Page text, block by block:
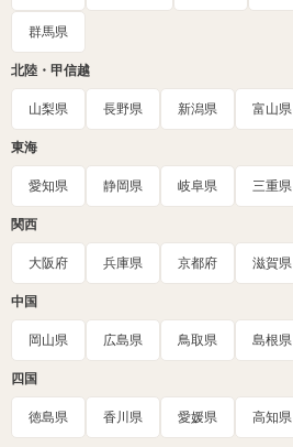
群馬県
北陸・甲信越
山梨県 長野県 新潟県 富山県
東海
愛知県 静岡県 岐阜県 三重県
関西
大阪府 兵庫県 京都府 滋賀県
中国
岡山県 広島県 鳥取県 島根県
四国
徳島県 香川県 愛媛県 高知県